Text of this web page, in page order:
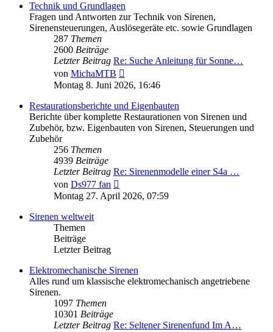
Technik und Grundlagen
Fragen und Antworten zur Technik von Sirenen,
Sirenensteuerungen, Auslösegeräte etc. sowie Grundlagen
287 Themen
2600 Beiträge
Letzter Beitrag Re: Suche Anleitung für Sonne…
von MichaMTB
Beitrag
Montag 8. Juni 2026, 16:46
Restaurationsberichte und Eigenbauten
Berichte über komplette Restaurationen von Sirenen und
Zubehör, bzw. Eigenbauten von Sirenen, Steuerungen und
Zubehör
256 Themen
4939 Beiträge
Letzter Beitrag Re: Sirenenmodelle einer S4a …
von Ds977 fan
Beitrag
Montag 27. April 2026, 07:59
Sirenen weltweit
Themen
Beiträge
Letzter Beitrag
Elektromechanische Sirenen
Alles rund um klassische elektromechanisch angetriebene
Sirenen.
1097 Themen
10301 Beiträge
Letzter Beitrag Re: Seltener Sirenenfund Im A…